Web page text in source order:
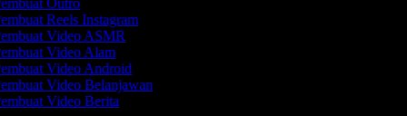
Reels Instagram
Video ASMR
Video Alam
Video Android
Video Belanjawan
Video Berita